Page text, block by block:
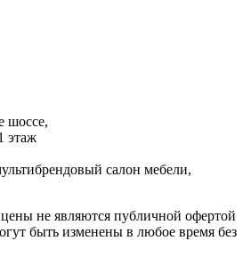
шоссе,
этаж
салон мебели,
не являются публичной офертой
быть изменены в любое время без